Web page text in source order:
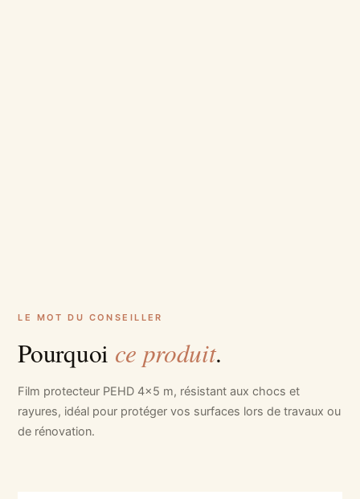
LE MOT DU CONSEILLER
Pourquoi ce produit.
Film protecteur PEHD 4x5 m, résistant aux chocs et
rayures, idéal pour protéger vos surfaces lors de travaux ou
de rénovation.